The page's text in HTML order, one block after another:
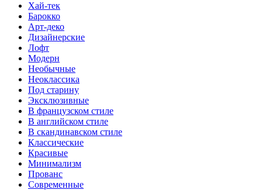
Хай-тек
Барокко
Арт-деко
Дизайнерские
Лофт
Модерн
Необычные
Неоклассика
Под старину
Эксклюзивные
В французском стиле
В английском стиле
В скандинавском стиле
Классические
Красивые
Минимализм
Прованс
Современные